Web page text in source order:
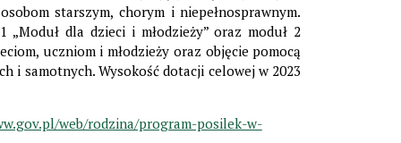
starszym, chorym i niepełnosprawnym.
dla dzieci i młodzieży” oraz moduł 2
uczniom i młodzieży oraz objęcie pomocą
i samotnych. Wysokość dotacji celowej w 2023
web/rodzina/program-posilek-w-